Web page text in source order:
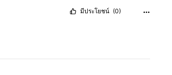
มีประโยชน์ (0)